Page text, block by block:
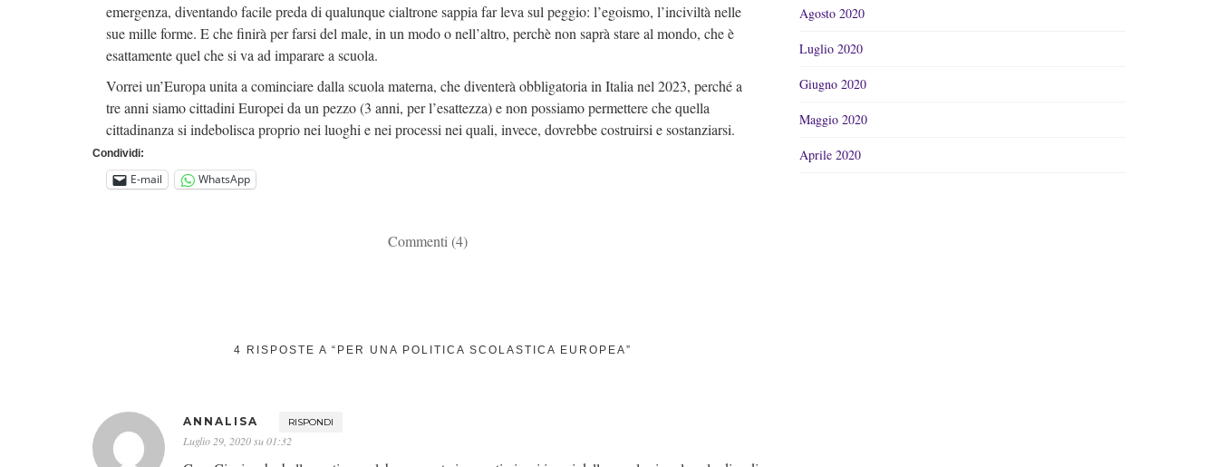
emergenza, diventando facile preda di qualunque cialtrone sappia far leva sul peggio: l’egoismo, l’inciviltà nelle
sue mille forme. E che finirà per farsi del male, in un modo o nell’altro, perchè non saprà stare al mondo, che è
esattamente quel che si va ad imparare a scuola.
Vorrei un’Europa unita a cominciare dalla scuola materna, che diventerà obbligatoria in Italia nel 2023, perché a
tre anni siamo cittadini Europei da un pezzo (3 anni, per l’esattezza) e non possiamo permettere che quella
cittadinanza si indebolisca proprio nei luoghi e nei processi nei quali, invece, dovrebbe costruirsi e sostanziarsi.
Condividi:
E-mail WhatsApp
Commenti (4)
4 RISPOSTE A “PER UNA POLITICA SCOLASTICA EUROPEA”
ANNALISA RISPONDI
Luglio 29, 2020 su 01:32
Agosto 2020
Luglio 2020
Giugno 2020
Maggio 2020
Aprile 2020